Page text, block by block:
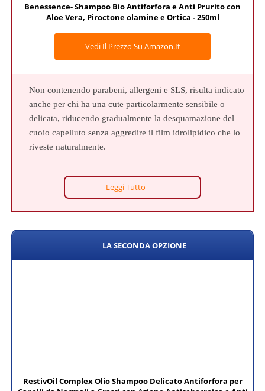
Benessence- Shampoo Bio Antiforfora e Anti Prurito con
Aloe Vera, Piroctone olamine e Ortica - 250ml
Vedi Il Prezzo Su Amazon.it
Non contenendo parabeni, allergeni e SLS, risulta indicato
anche per chi ha una cute particolarmente sensibile o
delicata, riducendo gradualmente la desquamazione del
cuoio capelluto senza aggredire il film idrolipidico che lo
riveste naturalmente.
Leggi Tutto
LA SECONDA OPZIONE
RestivOil Complex Olio Shampoo Delicato Antiforfora per